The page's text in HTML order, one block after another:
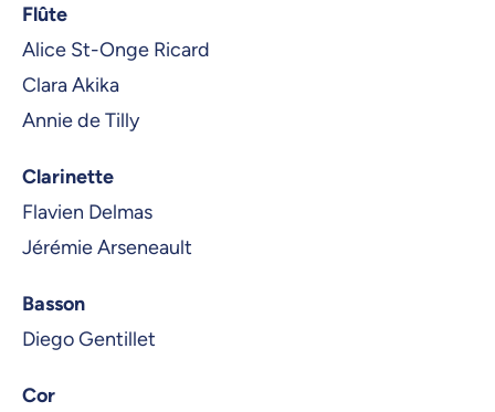
Flûte
Alice St-Onge Ricard
Clara Akika
Annie de Tilly
Clarinette
Flavien Delmas
Jérémie Arseneault
Basson
Diego Gentillet
Cor